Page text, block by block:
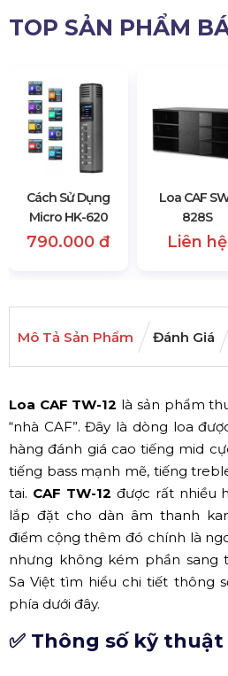
TOP SẢN PHẨM
Cách Sử Dụng
Micro HK-620
790.000 đ
Loa CAF
828S
Liên hệ
Mô Tả Sản Phẩm Đánh Giá
Loa CAF TW-12 là sản phẩm
“nhà CAF”. Đây là dòng loa
hàng đánh giá cao tiếng mid
tiếng bass mạnh mẽ, tiếng
tai. CAF TW-12 được rất nhiều
lắp đặt cho dàn âm thanh
điểm cộng thêm đó chính là
nhưng không kém phần sang
Sa Việt tìm hiểu chi tiết thông
phía dưới đây.
✅ Thông số kỹ thuật